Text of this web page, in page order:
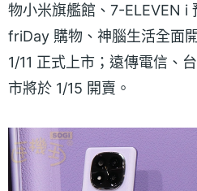
物小米旗艦館、7-ELEVEN i
friDay 購物、神腦生活全面
1/11 正式上市；遠傳電信、
市將於 1/15 開賣。